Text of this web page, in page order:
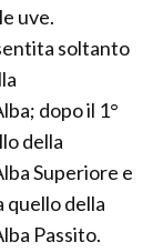
uve.
soltanto
dopo il 1°
della
Superiore e
quello della
Passito.